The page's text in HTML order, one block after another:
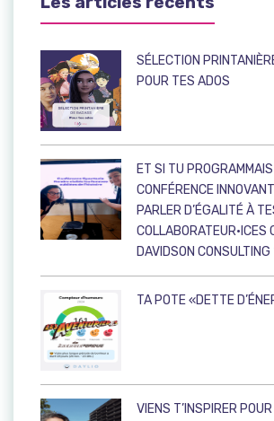
SÉLECTION
POUR TES ADOS
ET SI TU
CONFÉRENCE
PARLER D’ÉGALITÉ À
COLLABORATEUR·ICES
DAVIDSON CONSULTING
TA POTE «DETTE
VIENS T’INSPIRER